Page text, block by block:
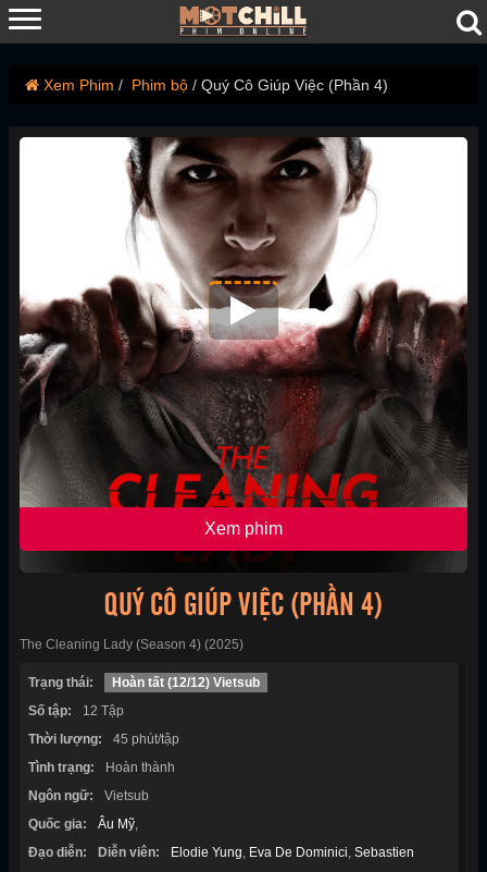
Xem Phim Phim bộ Quý Cô Giúp Việc (Phần 4)
Xem phim
QUÝ CÔ GIÚP VIỆC (PHẦN 4)
The Cleaning Lady (Season 4) (2025)
Trạng thái:
Hoàn tất (12/12) Vietsub
Số tập:
12 Tập
Thời lượng:
45 phút/tập
Tình trạng:
Hoàn thành
Ngôn ngữ:
Vietsub
Quốc gia:
Âu Mỹ,
Đạo diễn:
Diễn viên: Elodie Yung, Eva De Dominici, Sebastien